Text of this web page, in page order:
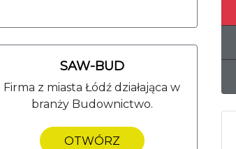
SAW-BUD
Firma z miasta Łódź działająca w
branży Budownictwo.
OTWÓRZ